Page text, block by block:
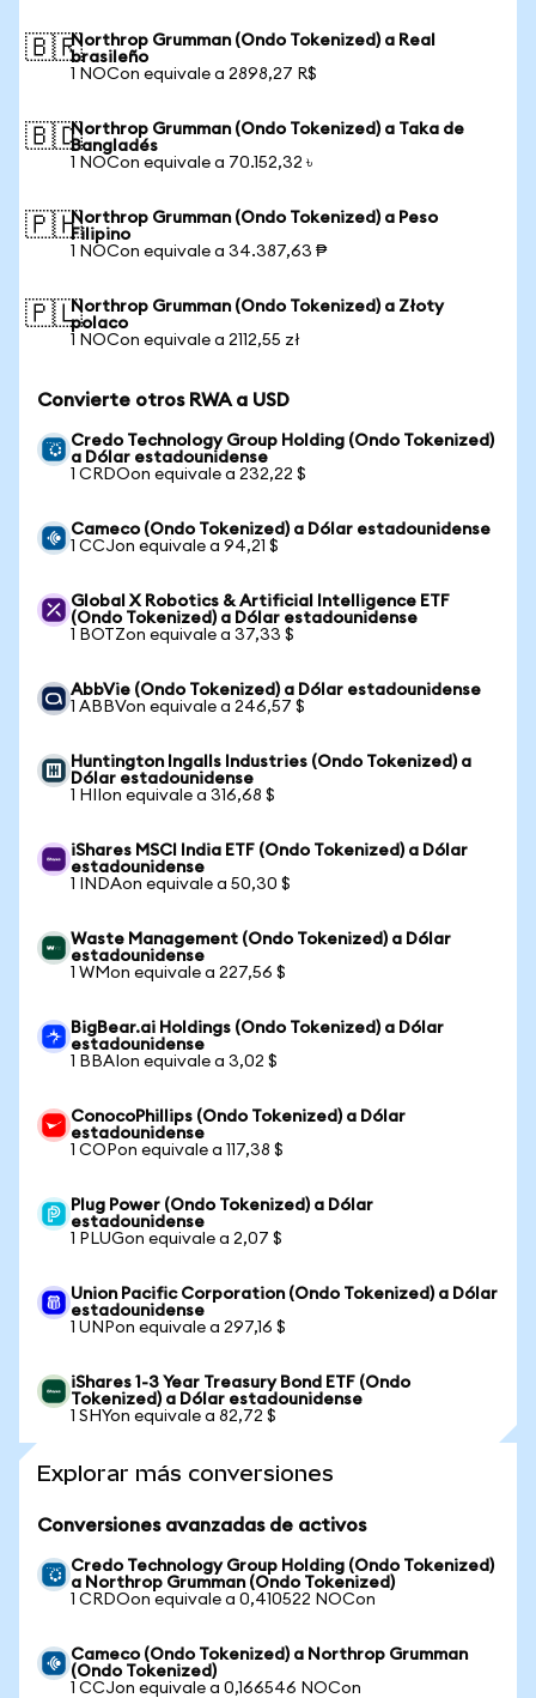
🇧🇷Northrop Grumman (Ondo Tokenized) a Real
brasileño
1 NOCon equivale a 2898,27 R$
🇧🇩Northrop Grumman (Ondo Tokenized) a Taka de
Bangladés
1 NOCon equivale a 70.152,32 ৳
🇵🇭Northrop Grumman (Ondo Tokenized) a Peso
Filipino
1 NOCon equivale a 34.387,63 ₱
🇵🇱Northrop Grumman (Ondo Tokenized) a Złoty
polaco
1 NOCon equivale a 2112,55 zł
Convierte otros RWA a USD
Credo Technology Group Holding (Ondo Tokenized)
a Dólar estadounidense
1 CRDOon equivale a 232,22 $
Cameco (Ondo Tokenized) a Dólar estadounidense
1 CCJon equivale a 94,21 $
Global X Robotics & Artificial Intelligence ETF
(Ondo Tokenized) a Dólar estadounidense
1 BOTZon equivale a 37,33 $
AbbVie (Ondo Tokenized) a Dólar estadounidense
1 ABBVon equivale a 246,57 $
Huntington Ingalls Industries (Ondo Tokenized) a
Dólar estadounidense
1 HIIon equivale a 316,68 $
iShares MSCI India ETF (Ondo Tokenized) a Dólar
estadounidense
1 INDAon equivale a 50,30 $
Waste Management (Ondo Tokenized) a Dólar
estadounidense
1 WMon equivale a 227,56 $
BigBear.ai Holdings (Ondo Tokenized) a Dólar
estadounidense
1 BBAIon equivale a 3,02 $
ConocoPhillips (Ondo Tokenized) a Dólar
estadounidense
1 COPon equivale a 117,38 $
Plug Power (Ondo Tokenized) a Dólar
estadounidense
1 PLUGon equivale a 2,07 $
Union Pacific Corporation (Ondo Tokenized) a Dólar
estadounidense
1 UNPon equivale a 297,16 $
iShares 1-3 Year Treasury Bond ETF (Ondo
Tokenized) a Dólar estadounidense
1 SHYon equivale a 82,72 $
Explorar más conversiones
Conversiones avanzadas de activos
Credo Technology Group Holding (Ondo Tokenized)
a Northrop Grumman (Ondo Tokenized)
1 CRDOon equivale a 0,410522 NOCon
Cameco (Ondo Tokenized) a Northrop Grumman
(Ondo Tokenized)
1 CCJon equivale a 0,166546 NOCon